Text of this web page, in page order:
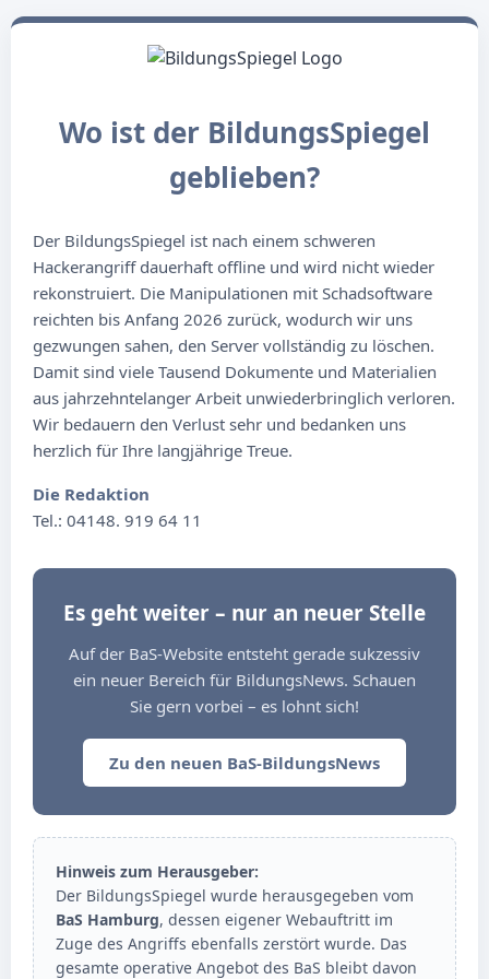
Wo ist der BildungsSpiegel
geblieben?
Der BildungsSpiegel ist nach einem schweren
Hackerangriff dauerhaft offline und wird nicht wieder
rekonstruiert. Die Manipulationen mit Schadsoftware
reichten bis Anfang 2026 zurück, wodurch wir uns
gezwungen sahen, den Server vollständig zu löschen.
Damit sind viele Tausend Dokumente und Materialien
aus jahrzehntelanger Arbeit unwiederbringlich verloren.
Wir bedauern den Verlust sehr und bedanken uns
herzlich für Ihre langjährige Treue.
Die Redaktion
Tel.: 04148. 919 64 11
Es geht weiter – nur an neuer Stelle
Auf der BaS-Website entsteht gerade sukzessiv
ein neuer Bereich für BildungsNews. Schauen
Sie gern vorbei – es lohnt sich!
Zu den neuen BaS-BildungsNews
Hinweis zum Herausgeber:
Der BildungsSpiegel wurde herausgegeben vom
BaS Hamburg, dessen eigener Webauftritt im
Zuge des Angriffs ebenfalls zerstört wurde. Das
gesamte operative Angebot des BaS bleibt davon